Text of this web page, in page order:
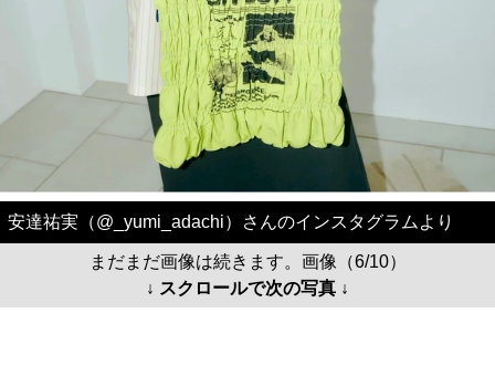
安達祐実（@_yumi_adachi）さんのインスタグラムより
まだまだ画像は続きます。画像（6/10）
↓ スクロールで次の写真 ↓